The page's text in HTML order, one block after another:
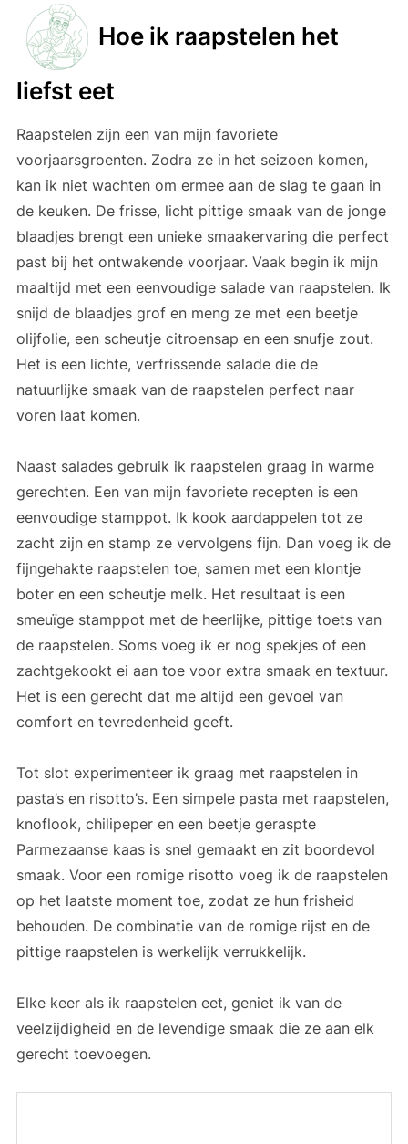
Hoe ik raapstelen het
liefst eet
Raapstelen zijn een van mijn favoriete
voorjaarsgroenten. Zodra ze in het seizoen komen,
kan ik niet wachten om ermee aan de slag te gaan in
de keuken. De frisse, licht pittige smaak van de jonge
blaadjes brengt een unieke smaakervaring die perfect
past bij het ontwakende voorjaar. Vaak begin ik mijn
maaltijd met een eenvoudige salade van raapstelen. Ik
snijd de blaadjes grof en meng ze met een beetje
olijfolie, een scheutje citroensap en een snufje zout.
Het is een lichte, verfrissende salade die de
natuurlijke smaak van de raapstelen perfect naar
voren laat komen.
Naast salades gebruik ik raapstelen graag in warme
gerechten. Een van mijn favoriete recepten is een
eenvoudige stamppot. Ik kook aardappelen tot ze
zacht zijn en stamp ze vervolgens fijn. Dan voeg ik de
fijngehakte raapstelen toe, samen met een klontje
boter en een scheutje melk. Het resultaat is een
smeuïge stamppot met de heerlijke, pittige toets van
de raapstelen. Soms voeg ik er nog spekjes of een
zachtgekookt ei aan toe voor extra smaak en textuur.
Het is een gerecht dat me altijd een gevoel van
comfort en tevredenheid geeft.
Tot slot experimenteer ik graag met raapstelen in
pasta’s en risotto’s. Een simpele pasta met raapstelen,
knoflook, chilipeper en een beetje geraspte
Parmezaanse kaas is snel gemaakt en zit boordevol
smaak. Voor een romige risotto voeg ik de raapstelen
op het laatste moment toe, zodat ze hun frisheid
behouden. De combinatie van de romige rijst en de
pittige raapstelen is werkelijk verrukkelijk.
Elke keer als ik raapstelen eet, geniet ik van de
veelzijdigheid en de levendige smaak die ze aan elk
gerecht toevoegen.